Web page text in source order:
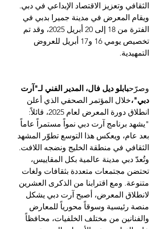
الثقافي وتعزيز الاقتصاد الإبداعي في دبي.
ويقام المعرض في مدينة جميرا بدبي في
الفترة من 18 إلى 20 أبريل 2025، وقد تم
تخصيص يومي 16 و17 أبريل للعروض
التمهيدية.
وصرّحبابلو ديل فال، المدير الفني لـ"آرت
دبي"،خلال المؤتمر الصحفي الذي أعلن
انطلاق دورة المعرض لعام 2025، قائلاً:
"يشهد برنامج آرت دبي نمواً مستمراً عاماً
بعد عام، ويعكس هذا التوسع تطوّر المشهد
الثقافي في منطقة الخليج ونضجه اللافت.
وتُعدّ دبي مدينة عالمية بكل المقاييس،
تحتضن مجتمعات متعددة بثقافات ولغات
متنوعة. ومع اقترابنا من الذكرى العشرين
لانطلاق المعرض، أصبح آرت دبي يشكل
منصة رئيسية وسوقاً محورياً للمعارض
والفنانين من مختلف الخلفيات، محافظاً